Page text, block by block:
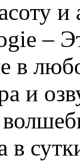
и
–
в
и
в